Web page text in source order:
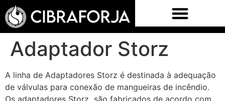
Adaptador Storz
A linha de Adaptadores Storz é destinada à adequação
de válvulas para conexão de mangueiras de incêndio.
Os adaptadores Storz são fabricados de acordo com